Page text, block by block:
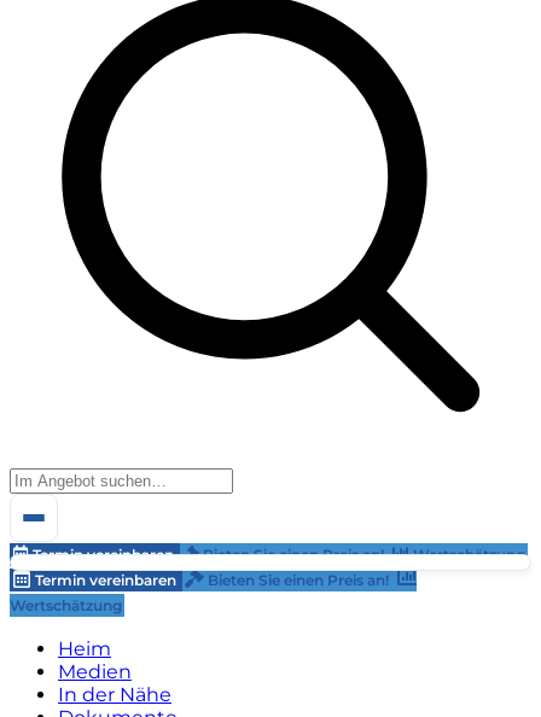
Termin vereinbaren Bieten Sie einen Preis an!
Wertschätzung
Termin vereinbaren
Bieten Sie einen Preis an!
Wertschätzung
Heim
Medien
In der Nähe